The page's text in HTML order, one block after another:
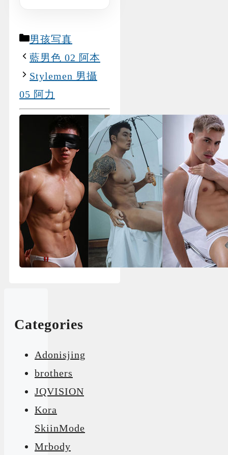
Categories
男孩写真
藍男色 02 阿本
Stylemen 男攝
05 阿力
Categories
Adonisjing
brothers
JQVISION
Kora
SkiinMode
Mrbody